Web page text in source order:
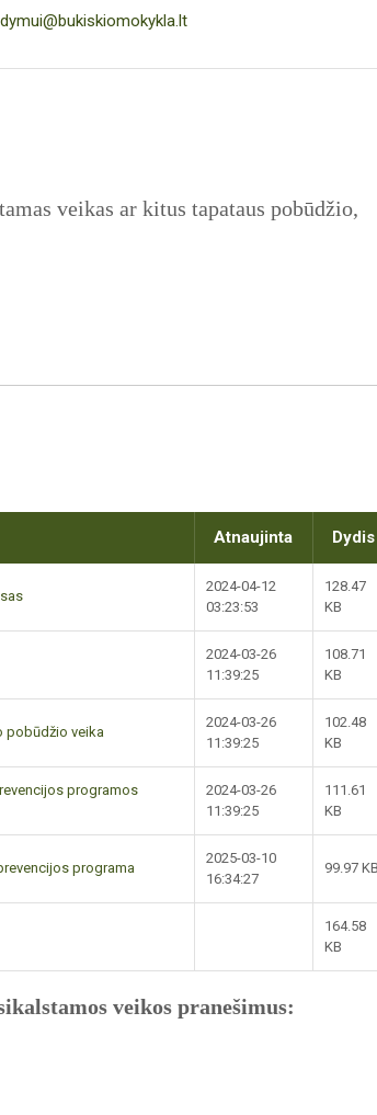
veikas ar kitus tapataus pobūdžio,
Atnaujinta Dydis
2024-04-12
03:23:53
128.47
KB
2024-03-26
11:39:25
108.71
KB
pobūdžio veika
2024-03-26
11:39:25
102.48
KB
programos
2024-03-26
11:39:25
111.61
KB
programa
2025-03-10
16:34:27
99.97
164.58
KB
veikos pranešimus: